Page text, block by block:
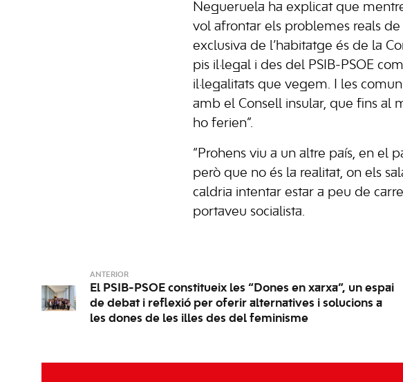
Negueruela ha explicat que
vol afrontar els problemes reals
exclusiva de l’habitatge és de la
pis il·legal i des del PSIB-PSOE
il·legalitats que vegem. I les
amb el Consell insular, que fins al
ho ferien”.
“Prohens viu a un altre país, en el
però que no és la realitat, on els
caldria intentar estar a peu de
portaveu socialista.
ANTERIOR
El PSIB-PSOE constitueix les “Dones en xarxa”, un espai
de debat i reflexió per oferir alternatives i solucions a
les dones de les illes des del feminisme